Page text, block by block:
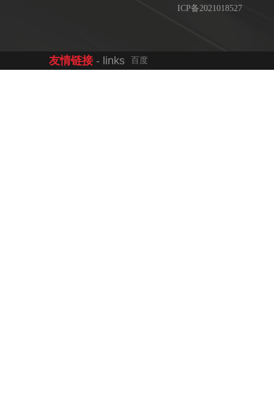
ICP备2021018527
友情链接 - links 百度